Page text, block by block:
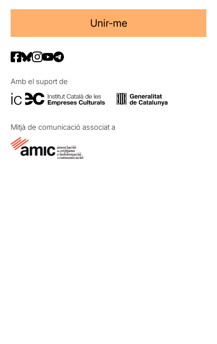
Unir-me
Amb el suport de
Mitjà de comunicació associat a